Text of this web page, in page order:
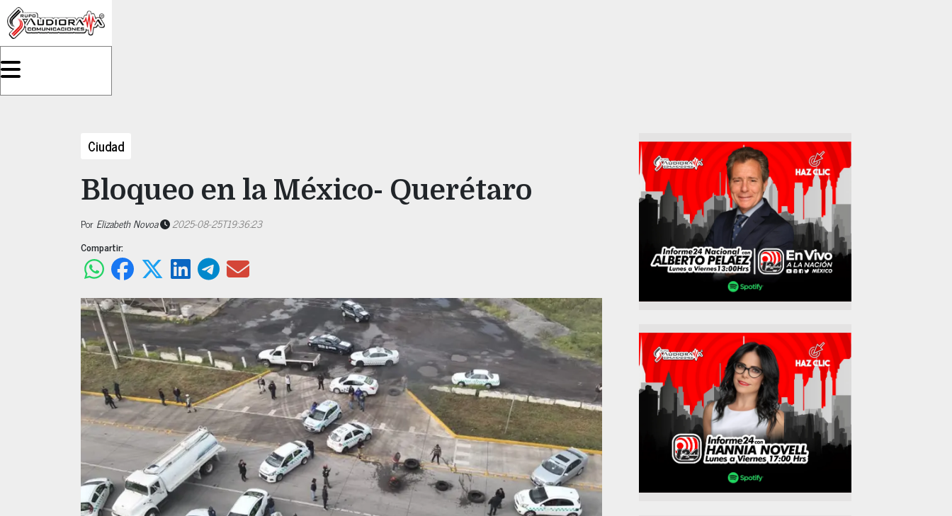
Ciudad
Bloqueo en la México- Querétaro
Por Elizabeth Novoa
2025-08-25T19:36:23
Compartir: